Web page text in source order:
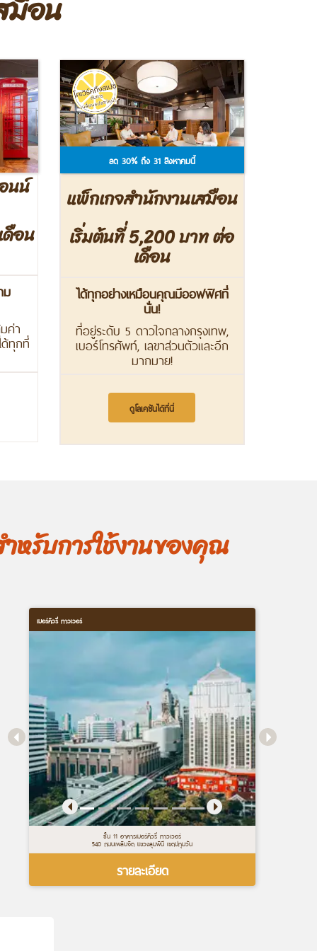
มือน
นน์
ดือน
ม
ค่า
ทุกที่
ลด 30% ถึง 31 สิงหาคมนี้
แพ็กเกจสำนักงานเสมือน
เริ่มต้นที่ 5,200 บาท ต่อ
เดือน
ได้ทุกอย่างเหมือนคุณมีออฟฟิศที่
นั่น!
ที่อยู่ระดับ 5 ดาวใจกลางกรุงเทพ,
เบอร์โทรศัพท์, เลขาส่วนตัวและอีก
มากมาย!
ดูโลเคชันได้ที่นี่
หรับการใช้งานของคุณ
เมอร์คิวรี่ ทาวเวอร์
ชั้น 11 อาคารเมอร์คิวรี่ ทาวเวอร์
540 ถนนเพลินจิต แขวงลุมพินี เขตปทุมวัน
รายละเอียด